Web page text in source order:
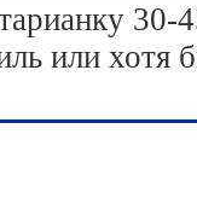
30-
или хотя